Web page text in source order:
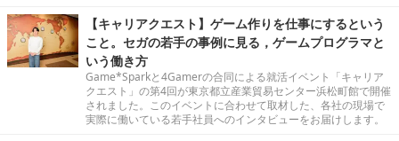
【キャリアクエスト】ゲーム作りを仕事にするという
こと。セガの若手の事例に見る，ゲームプログラマと
いう働き方
Game*Sparkと4Gamerの合同による就活イベント「キャリア
クエスト」の第4回が東京都立産業貿易センター浜松町館で開催
されました。このイベントに合わせて取材した、各社の現場で
実際に働いている若手社員へのインタビューをお届けします。